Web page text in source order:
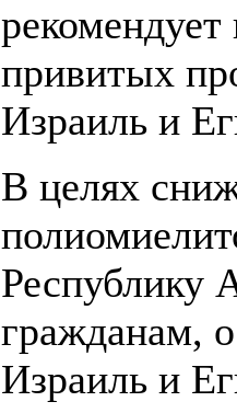
привитых
Израиль и
В целях
Республику
гражданам,
Израиль и